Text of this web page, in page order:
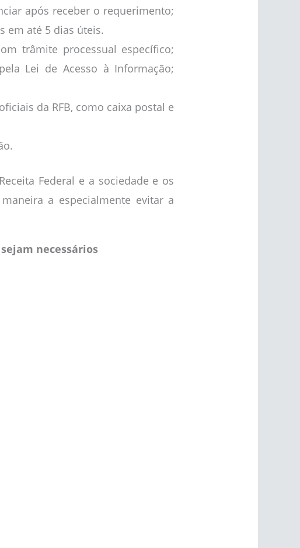
após receber o requerimento;
em até 5 dias úteis.
trâmite processual específico;
Lei de Acesso à Informação;
da RFB, como caixa postal e
Federal e a sociedade e os
a especialmente evitar a
necessários